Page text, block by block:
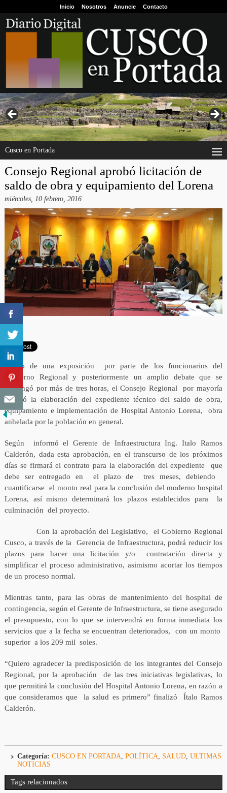
Inicio Nosotros Anuncie Contacto
Cusco en Portada
Consejo Regional aprobó licitación de
saldo de obra y equipamiento del Lorena
miércoles, 10 febrero, 2016
Luego de una exposición por parte de los funcionarios del
Gobierno Regional y posteriormente un amplio debate que se
prolongó por más de tres horas, el Consejo Regional por mayoría
aprobó la elaboración del expediente técnico del saldo de obra,
equipamiento e implementación de Hospital Antonio Lorena, obra
anhelada por la población en general.
Según informó el Gerente de Infraestructura Ing. Italo Ramos
Calderón, dada esta aprobación, en el transcurso de los próximos
días se firmará el contrato para la elaboración del expediente que
debe ser entregado en el plazo de tres meses, debiendo
cuantificarse el monto real para la conclusión del moderno hospital
Lorena, así mismo determinará los plazos establecidos para la
culminación del proyecto.
Con la aprobación del Legislativo, el Gobierno Regional
Cusco, a través de la Gerencia de Infraestructura, podrá reducir los
plazos para hacer una licitación y/o contratación directa y
simplificar el proceso administrativo, asimismo acortar los tiempos
de un proceso normal.
Mientras tanto, para las obras de mantenimiento del hospital de
contingencia, según el Gerente de Infraestructura, se tiene asegurado
el presupuesto, con lo que se intervendrá en forma inmediata los
servicios que a la fecha se encuentran deteriorados, con un monto
superior a los 209 mil soles.
“Quiero agradecer la predisposición de los integrantes del Consejo
Regional, por la aprobación de las tres iniciativas legislativas, lo
que permitirá la conclusión del Hospital Antonio Lorena, en razón a
que consideramos que la salud es primero” finalizó Ítalo Ramos
Calderón.
Categoría: CUSCO EN PORTADA, POLÍTICA, SALUD, ULTIMAS
NOTICIAS
Tags relacionados